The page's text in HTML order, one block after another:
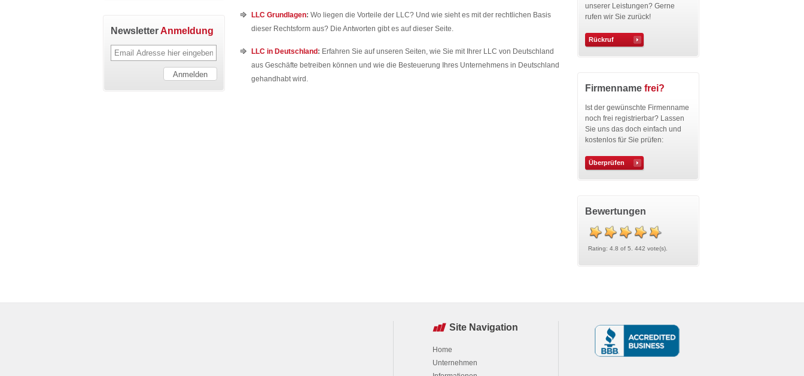
LLC Grundlagen: Wo liegen die Vorteile der LLC? Und wie sieht es mit der rechtlichen Basis
dieser Rechtsform aus? Die Antworten gibt es auf dieser Seite.
LLC in Deutschland : Erfahren Sie auf unseren Seiten, wie Sie mit Ihrer LLC von Deutschland
aus Geschäfte betreiben können und wie die Besteuerung Ihres Unternehmens in Deutschland
gehandhabt wird.
NewsletterAnmeldung
unserer Leistungen? Gerne
rufen wir Sie zurück!
Rückruf
Firmenname frei?
Ist der gewünschte Firmenname
noch frei registrierbar? Lassen
Sie uns das doch einfach und
kostenlos für Sie prüfen:
Überprüfen
Bewertungen
Rating: 4.8 of 5. 442 vote(s).
Site Navigation
Home
Unternehmen